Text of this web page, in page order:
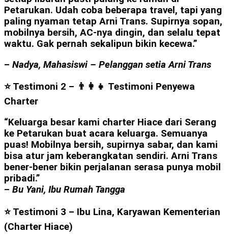
Petarukan. Udah coba beberapa travel, tapi yang
paling nyaman tetap Arni Trans. Supirnya sopan,
mobilnya bersih, AC-nya dingin, dan selalu tepat
waktu. Gak pernah sekalipun bikin kecewa.”
– Nadya, Mahasiswi – Pelanggan setia Arni Trans
⭐ Testimoni 2 – 👨‍👩‍👧 Testimoni Penyewa
Charter
“Keluarga besar kami charter Hiace dari Serang
ke Petarukan buat acara keluarga. Semuanya
puas! Mobilnya bersih, supirnya sabar, dan kami
bisa atur jam keberangkatan sendiri. Arni Trans
bener-bener bikin perjalanan serasa punya mobil
pribadi.”
– Bu Yani, Ibu Rumah Tangga
⭐ Testimoni 3 – Ibu Lina, Karyawan Kementerian
(Charter Hiace)